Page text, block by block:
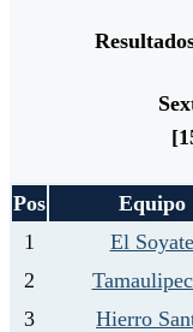
Pos Equipo
1
El Soyate
2
3
Hierro